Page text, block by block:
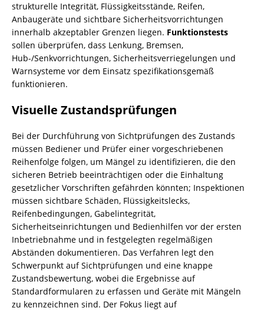
strukturelle Integrität, Flüssigkeitsstände, Reifen,
Anbaugeräte und sichtbare Sicherheitsvorrichtungen
innerhalb akzeptabler Grenzen liegen. Funktionstests
sollen überprüfen, dass Lenkung, Bremsen,
Hub-/Senkvorrichtungen, Sicherheitsverriegelungen und
Warnsysteme vor dem Einsatz spezifikationsgemäß
funktionieren.
Visuelle Zustandsprüfungen
Bei der Durchführung von Sichtprüfungen des Zustands
müssen Bediener und Prüfer einer vorgeschriebenen
Reihenfolge folgen, um Mängel zu identifizieren, die den
sicheren Betrieb beeinträchtigen oder die Einhaltung
gesetzlicher Vorschriften gefährden könnten; Inspektionen
müssen sichtbare Schäden, Flüssigkeitslecks,
Reifenbedingungen, Gabelintegrität,
Sicherheitseinrichtungen und Bedienhilfen vor der ersten
Inbetriebnahme und in festgelegten regelmäßigen
Abständen dokumentieren. Das Verfahren legt den
Schwerpunkt auf Sichtprüfungen und eine knappe
Zustandsbewertung, wobei die Ergebnisse auf
Standardformularen zu erfassen und Geräte mit Mängeln
zu kennzeichnen sind. Der Fokus liegt auf